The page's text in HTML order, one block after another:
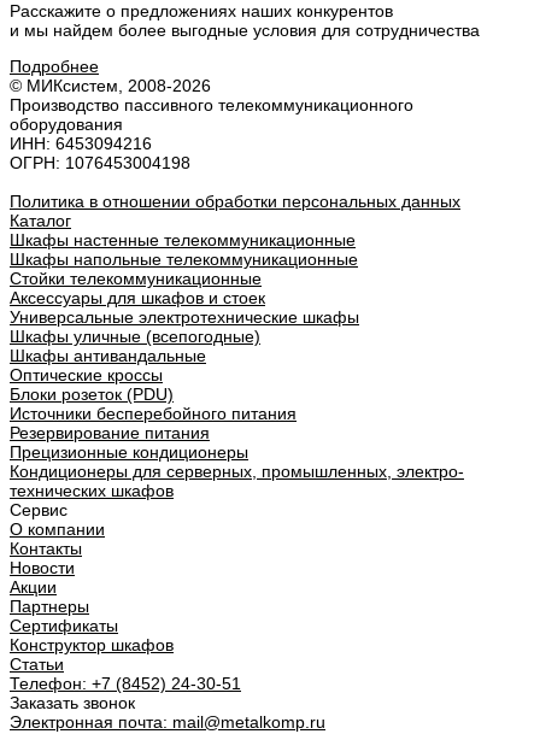
Расскажите о предложениях наших конкурентов
и мы найдем более выгодные условия для сотрудничества
Подробнее
© МИКсистем, 2008-2026
Производство пассивного телекоммуникационного
оборудования
ИНН: 6453094216
ОГРН: 1076453004198
Политика в отношении обработки персональных данных
Каталог
Шкафы настенные телекоммуникационные
Шкафы напольные телекоммуникационные
Стойки телекоммуникационные
Аксессуары для шкафов и стоек
Универсальные электротехнические шкафы
Шкафы уличные (всепогодные)
Шкафы антивандальные
Оптические кроссы
Блоки розеток (PDU)
Источники бесперебойного питания
Резервирование питания
Прецизионные кондиционеры
Кондиционеры для серверных, промышленных, электро-
технических шкафов
Сервис
О компании
Контакты
Новости
Акции
Партнеры
Сертификаты
Конструктор шкафов
Статьи
Телефон: +7 (8452) 24-30-51
Заказать звонок
Электронная почта: mail@metalkomp.ru